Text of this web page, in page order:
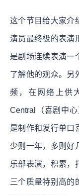
这个节目给大家介
演员最终极的表演
是剧场连续表演一
了解他的观众。另
频，在网络上供
Central（喜剧中
是制作和发行单口
少则一年，多则好
乐部表演，积累，
三个质量特别高的